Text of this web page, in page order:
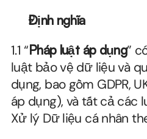
Định nghĩa
1.1 “Pháp luật áp dụng”
luật bảo vệ dữ liệu và
dụng, bao gồm GDPR,
áp dụng), và tất cả các
Xử lý Dữ liệu cá nhân